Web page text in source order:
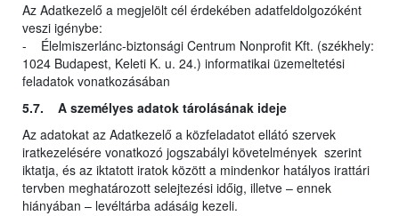
Az Adatkezelő a megjelölt cél érdekében adatfeldolgozóként
veszi igénybe:
- Élelmiszerlánc-biztonsági Centrum Nonprofit Kft. (székhely:
1024 Budapest, Keleti K. u. 24.) informatikai üzemeltetési
feladatok vonatkozásában
5.7. A személyes adatok tárolásának ideje
Az adatokat az Adatkezelő a közfeladatot ellátó szervek
iratkezelésére vonatkozó jogszabályi követelmények szerint
iktatja, és az iktatott iratok között a mindenkor hatályos irattári
tervben meghatározott selejtezési időig, illetve – ennek
hiányában – levéltárba adásáig kezeli.